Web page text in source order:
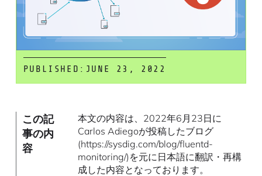
PUBLISHED: JUNE 23, 2022
この記
事の内
容
本文の内容は、2022年6月23日に
Carlos Adiegoが投稿したブログ
(https://sysdig.com/blog/fluentd-
monitoring/)を元に日本語に翻訳・再構
成した内容となっております。